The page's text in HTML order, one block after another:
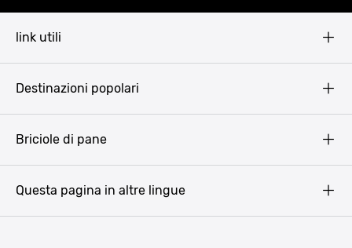
link utili
Destinazioni popolari
Bucarest
Briciole di pane
Questa pagina in altre lingue